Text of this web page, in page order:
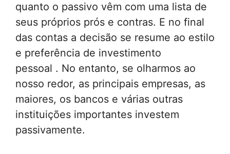
quanto o passivo vêm com uma lista de
seus próprios prós e contras. E no final
das contas a decisão se resume ao estilo
e preferência de investimento
pessoal . No entanto, se olharmos ao
nosso redor, as principais empresas, as
maiores, os bancos e várias outras
instituições importantes investem
passivamente.